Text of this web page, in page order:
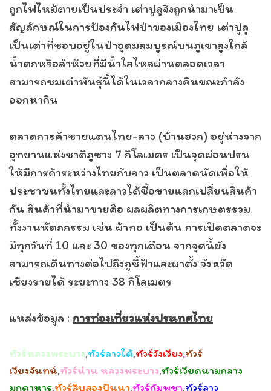
ถูกไฟไหม้ตายเป็นประจำ เต่าปูลูจึงถูกนำมาเป็น
สัญลักษณ์ในการป้องกันไฟป่าของเมืองไทย เต่าปูลู
เป็นเต่าที่ชอบอยู่ในป่าอุดมสมบูรณ์บนภูเขาสูงใกล้
น้ำตกหรือลำห้วยที่มีน้ำใสไหลผ่านตลอดเวลา
สามารถชมเต่าพันธุ์นี้ได้ในเวลากลางคืนขณะกำลัง
ออกหากิน
ตลาดการค้าชายแดนไทย-ลาว (บ้านฮวก) อยู่ห่างจาก
อุทยานแห่งชาติภูซาง 7 กิโลเมตร เป็นจุดผ่อนปรน
ให้มีการค้าระหว่างไทยกับลาว เป็นตลาดนัดเพื่อให้
ประชาชนทั้งไทยและลาวได้ซื้อขายแลกเปลี่ยนสินค้า
กัน สินค้าที่นำมาขายคือ ผลผลิตทางการเกษตรรวม
ทั้งงานหัตถกรรม เช่น ผ้าทอ เป็นต้น การเปิดตลาดจะ
มีทุกวันที่ 10 และ 30 ของทุกเดือน จากจุดนี้ยัง
สามารถเดินทางต่อไปถึงภูชี้ฟ้าและผาตั้ง จังหวัด
เชียงรายได้ ระยะทาง 38 กิโลเมตร
แหล่งข้อมูล : การท่องเที่ยวแห่งประเทศไทย
ทัวร์หลวงพระบาง,ทัวร์ลาวใต้,ทัวร์วังเวียง,ทัวร์
เวียงจันทน์,ทัวร์น่าน หลวงพระบาง,ทัวร์เวียดนามกลาง
มุกดาหาร,ทัวร์สิบสองปันนา,ทัวร์กัมพูชา,ทัวร์ลาว